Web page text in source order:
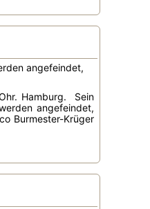
angefeindet,
Hamburg. Sein
angefeindet,
Burmester-Krüger